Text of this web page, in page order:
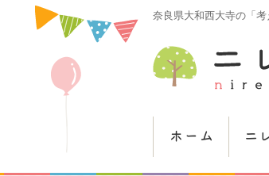
奈良県大和西大寺の「
ホーム ニ